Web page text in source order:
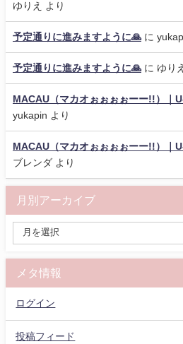
ゆりえ
より
予定通りに進みますように🙏 に
予定通りに進みますように🙏 に ゆりえ
MACAU（マカオぉぉぉぉーー!!）｜
yukapin より
MACAU（マカオぉぉぉぉーー!!）｜
ブレンダ より
月別アーカイブ
メタ情報
ログイン
投稿フィード